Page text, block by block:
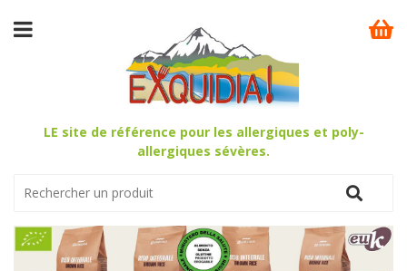
LE site de référence pour les allergiques et poly-
allergiques sévères.